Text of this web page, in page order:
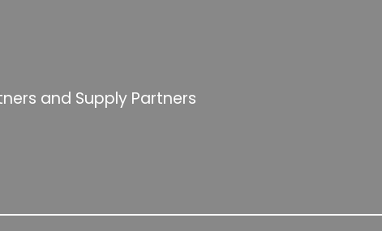
and Supply Partners